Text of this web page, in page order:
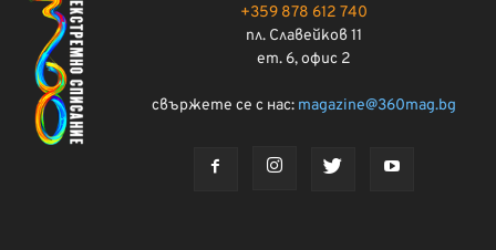
+359 878 612 740
пл. Славейков 11
ет. 6, офис 2
свържете се с нас: magazine@360mag.bg